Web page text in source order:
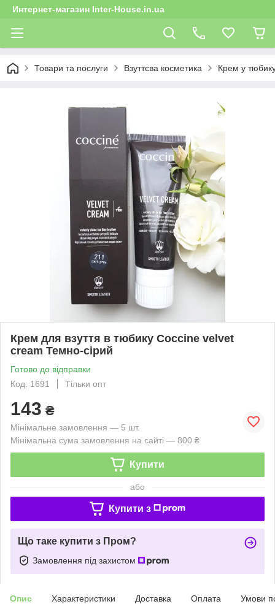
Интернет-магазин Inter-House.in.ua
Товари та послуги Взуттєва косметика Крем у
Крем для взуття в тюбику Coccine velvet
cream Темно-сірий
Готово до відправки
Код: 1691
Тільки опт
143 ₴
Мінімальне замовлення — 5 шт.
Мінімальна сума замовлення на сайті — 800 ₴
Купити
або
Купити з
Що таке купити з Пром?
Замовлення під захистом
Опис Характеристики Доставка Оплата Умови